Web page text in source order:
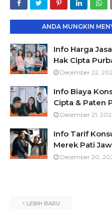
ANDA MUNGKIN
Info Harga
Hak Cipta
December 22,
Info Biaya
Cipta & Paten
December 21,
Info Tarif
Merek Pati
December 20,
LEBIH BARU